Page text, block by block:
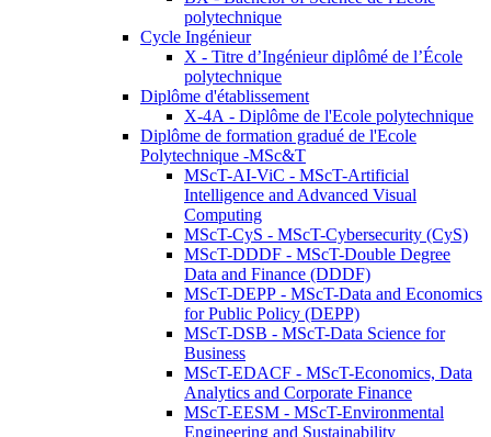
polytechnique
Cycle Ingénieur
X - Titre d’Ingénieur diplômé de l’École
polytechnique
Diplôme d'établissement
X-4A - Diplôme de l'Ecole polytechnique
Diplôme de formation gradué de l'Ecole
Polytechnique -MSc&T
MScT-AI-ViC - MScT-Artificial
Intelligence and Advanced Visual
Computing
MScT-CyS - MScT-Cybersecurity (CyS)
MScT-DDDF - MScT-Double Degree
Data and Finance (DDDF)
MScT-DEPP - MScT-Data and Economics
for Public Policy (DEPP)
MScT-DSB - MScT-Data Science for
Business
MScT-EDACF - MScT-Economics, Data
Analytics and Corporate Finance
MScT-EESM - MScT-Environmental
Engineering and Sustainability